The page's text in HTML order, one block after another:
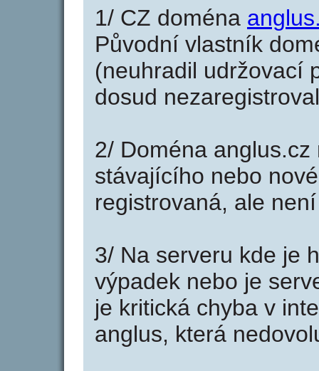
1/ CZ doména
Původní vlastník
(neuhradil udržovací
dosud
2/ Doména
stávajícího nebo
registrovaná, ale
3/ Na serveru kde je
výpadek nebo je
je kritická chyba v
anglus, která